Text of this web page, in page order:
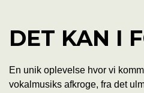
DET KAN I
En unik oplevelse hvor vi
vokalmusiks afkroge, fra det